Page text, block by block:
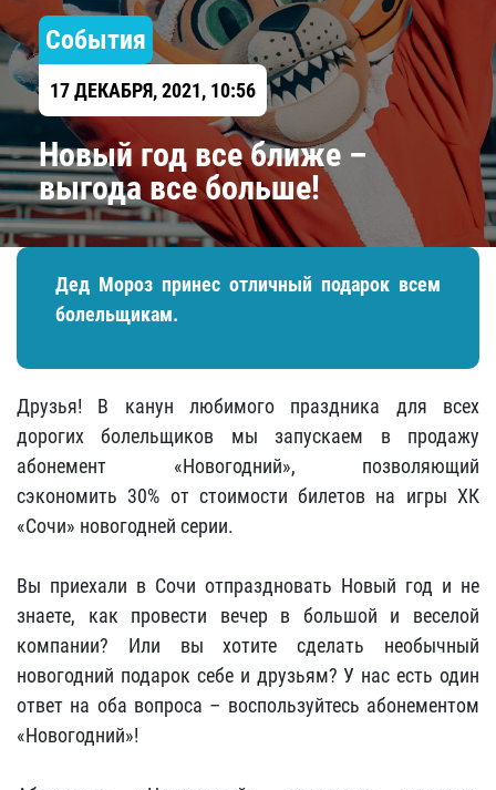
События
17 ДЕКАБРЯ, 2021, 10:56
Новый год все ближе –
выгода все больше!
Дед Мороз принес отличный подарок всем
болельщикам.
Друзья! В канун любимого праздника для всех
дорогих болельщиков мы запускаем в продажу
абонемент «Новогодний», позволяющий
сэкономить 30% от стоимости билетов на игры ХК
«Сочи» новогодней серии.
Вы приехали в Сочи отпраздновать Новый год и не
знаете, как провести вечер в большой и веселой
компании? Или вы хотите сделать необычный
новогодний подарок себе и друзьям? У нас есть один
ответ на оба вопроса – воспользуйтесь абонементом
«Новогодний»!